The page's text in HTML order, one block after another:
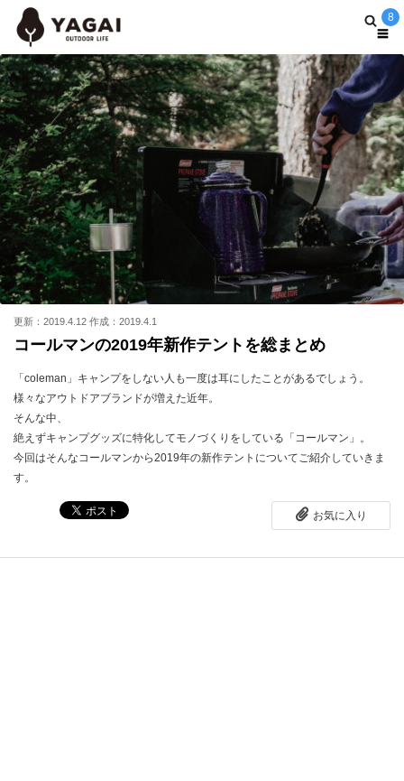
8
更新：2019.4.12 作成：2019.4.1
コールマンの2019年新作テントを総まとめ
「coleman」キャンプをしない人も一度は耳にしたことがあるでしょう。
様々なアウトドアブランドが増えた近年。
そんな中、
絶えずキャンプグッズに特化してモノづくりをしている「コールマン」。
今回はそんなコールマンから2019年の新作テントについてご紹介していきま
す。
お気に入り